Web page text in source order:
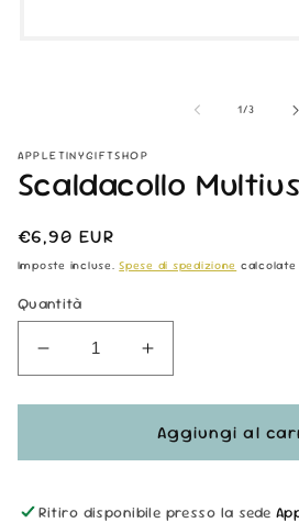
1/su
3
APPLETINYGIFTSHOP
Scaldacollo
Prezzo
di
€6,90 EUR
Imposte incluse.Spese di spedizione
Quantità
Diminuisci
quantità
per
Multiuso
Cani
Aumenta
quantità
per
Scaldacollo
Multiuso
Cani
Aggiungi al
Ritiro disponibile presso la sede